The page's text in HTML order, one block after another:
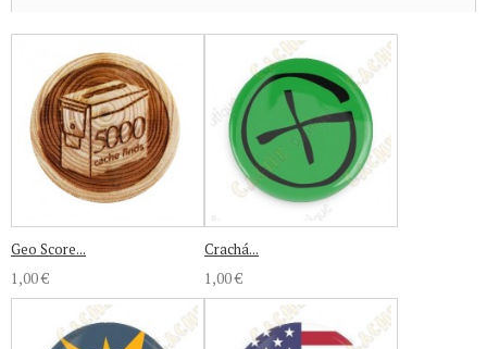
Geo Score...
1,00 €
Crachá...
1,00 €